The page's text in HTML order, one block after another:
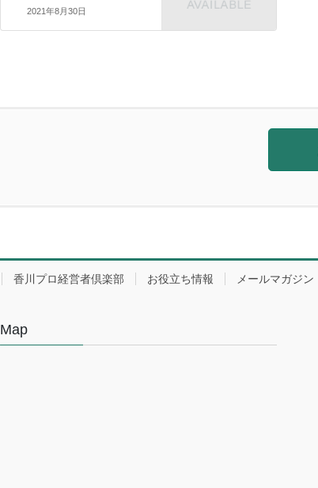
2021年8月30日
香川プロ経営者倶楽部 お役立ち情報 メールマガジン
Map